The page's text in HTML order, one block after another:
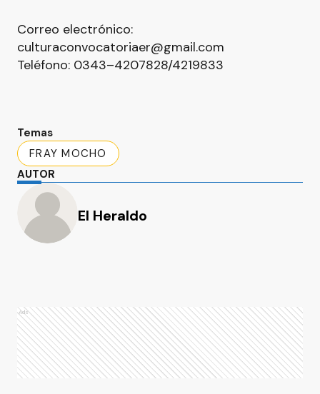
Correo electrónico:
culturaconvocatoriaer@gmail.com
Teléfono: 0343–4207828/4219833
Temas
FRAY MOCHO
AUTOR
El Heraldo
Ads